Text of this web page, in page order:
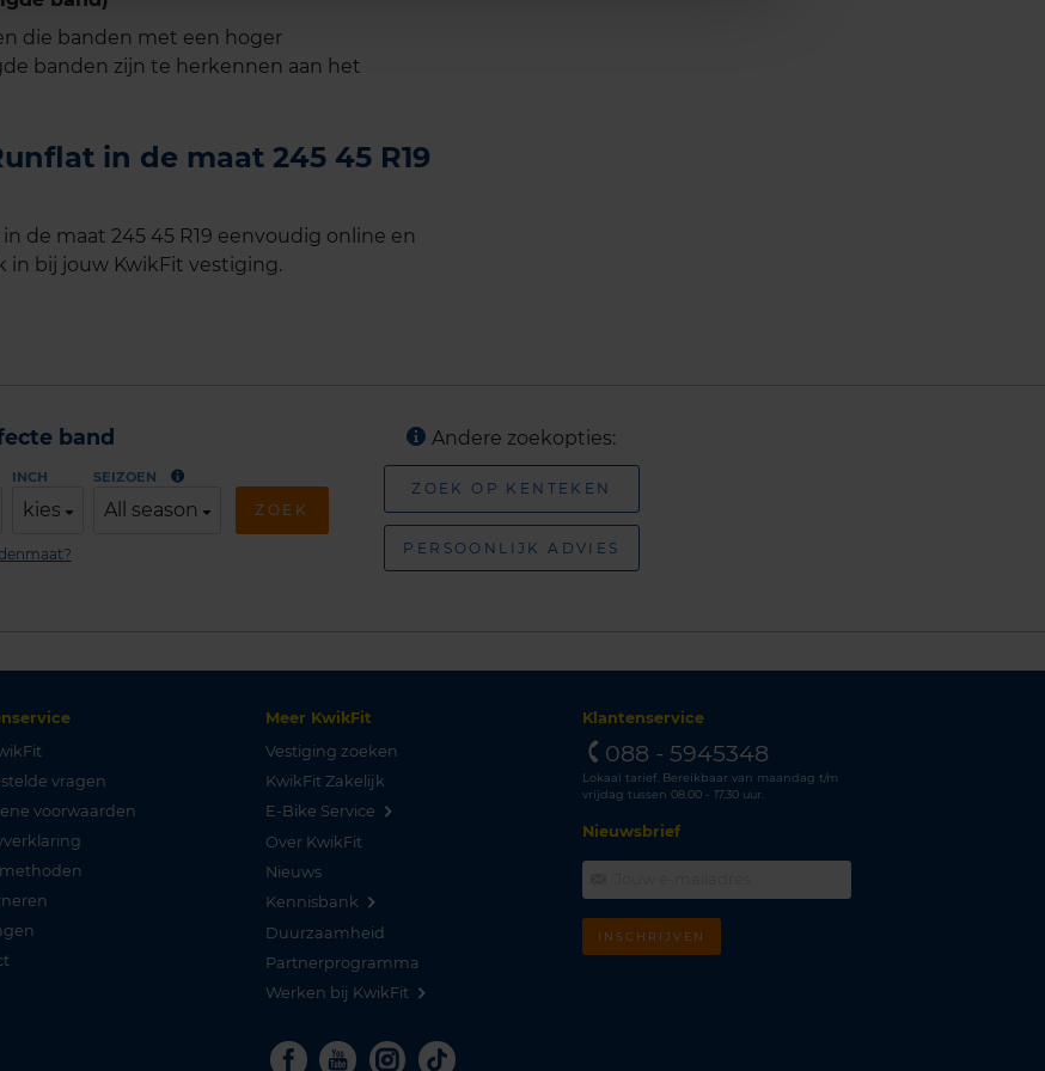
die banden met een hoger
banden zijn te herkennen aan het
in de maat 245 45 R19
de maat 245 45 R19 eenvoudig online en
in bij jouw KwikFit vestiging.
band
INCH
kies
SEIZOEN
All season ZOEK
Andere zoekopties:
ZOEK OP KENTEKEN
PERSOONLIJK ADVIES
vragen
voorwaarden
Meer KwikFit
Vestiging zoeken
KwikFit Zakelijk
E-Bike Service
Over KwikFit
Nieuws
Kennisbank
Duurzaamheid
Partnerprogramma
Werken bij KwikFit
Facebook
YoutubeInstagram
Tiktok
Klantenservice
088 - 5945348
Lokaal tarief. Bereikbaar van maandag t/m
vrijdag tussen 08.00 - 17.30 uur.
Nieuwsbrief
INSCHRIJVEN